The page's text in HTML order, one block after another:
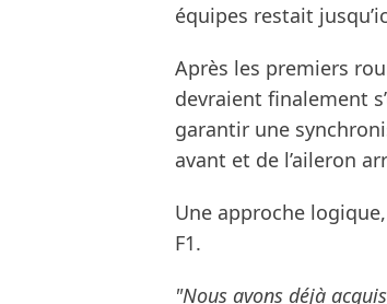
équipes restait
Après les premiers
devraient finalement
garantir une
avant et de l’aileron
Une approche
F1.
"Nous avons déjà